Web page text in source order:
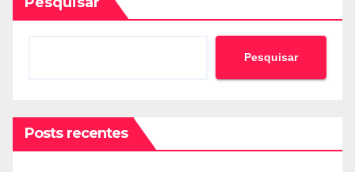
Pesquisar
Posts recentes